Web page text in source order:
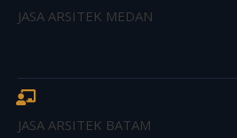
JASA ARSITEK MEDAN
JASA ARSITEK BATAM